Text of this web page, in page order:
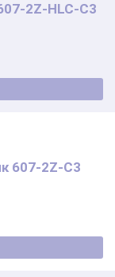
2Z-HLC-C3
607-2Z-C3